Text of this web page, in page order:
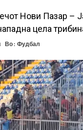
Нови Пазар –
цела
Во : Фудбал